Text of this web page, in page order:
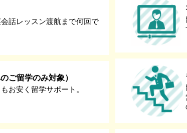
話レッスン渡航まで何回で
ご留学のみ対象）
お安く留学サポート。